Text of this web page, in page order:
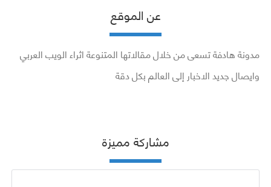
عن الموقع
مدونة هادفة تسعى من خلال مقالاتها المتنوعة اثراء الويب العربي
وايصال جديد الاخبار إلى العالم بكل دقة
مشاركة مميزة